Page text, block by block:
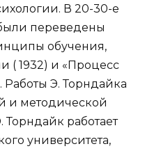
В 20-30-е
переведены
обучения,
( 1932) и «Процесс
Работы Э. Торндайка
и методической
Торндайк работает
университета,